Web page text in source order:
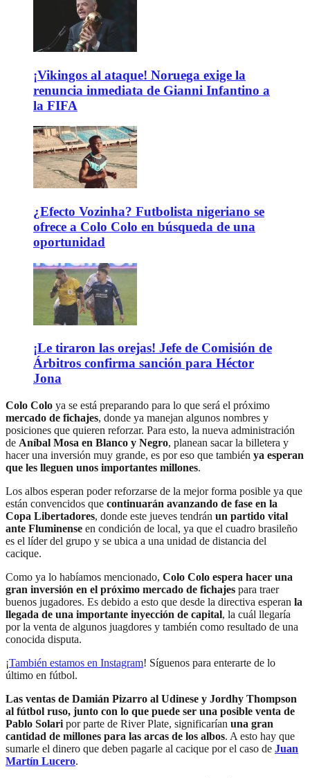
¡Vikingos al ataque! Noruega exige la
renuncia inmediata de Gianni Infantino a
la FIFA
¿Efecto Vozinha? Futbolista nigeriano se
ofrece a Colo Colo en búsqueda de una
oportunidad
¡Le tiraron las orejas! Jefe de Comisión de
Árbitros confirma sanción para Héctor
Jona
Colo Colo ya se está preparando para lo que será el próximo
mercado de fichajes, donde ya manejan algunos nombres y
posiciones que quieren reforzar. Para esto, la nueva administración
de Aníbal Mosa en Blanco y Negro, planean sacar la billetera y
hacer una inversión muy grande, es por eso que también ya esperan
que les lleguen unos importantes millones.
Los albos esperan poder reforzarse de la mejor forma posible ya que
están convencidos que continuarán avanzando de fase en la
Copa Libertadores, donde este jueves tendrán un partido vital
ante Fluminense en condición de local, ya que el cuadro brasileño
es el líder del grupo y se ubica a una unidad de distancia del
cacique.
Como ya lo habíamos mencionado, Colo Colo espera hacer una
gran inversión en el próximo mercado de fichajes para traer
buenos jugadores. Es debido a esto que desde la directiva esperan la
llegada de una importante inyección de capital, la cuál llegaría
por la venta de algunos juagdores y también como resultado de una
conocida disputa.
¡También estamos en Instagram! Síguenos para enterarte de lo
último en fútbol.
Las ventas de Damián Pizarro al Udinese y Jordhy Thompson
al fútbol ruso, junto con lo que puede ser una posible venta de
Pablo Solari por parte de River Plate, significarían una gran
cantidad de millones para las arcas de los albos. A esto hay que
sumarle el dinero que deben pagarle al cacique por el caso de Juan
Martín Lucero.